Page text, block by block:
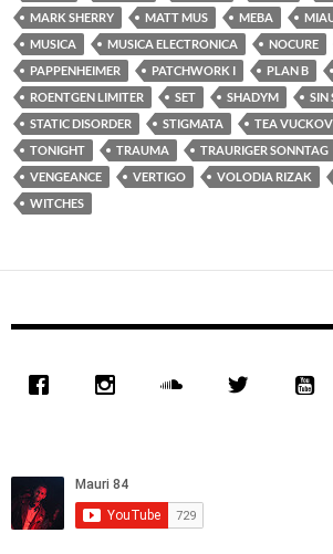
MARK SHERRY
MATT MUS MEBA
MUSICA
MUSICA ELECTRONICA NOCURE
PAPPENHEIMER
PATCHWORK I PLAN B
ROENTGEN LIMITER
SET SHADYM SIN
STATIC DISORDER
STIGMATA TEA
TONIGHT
TRAUMA TRAURIGER SONNTAG
VENGEANCE
VERTIGO VOLODIA RIZAK
WITCHES